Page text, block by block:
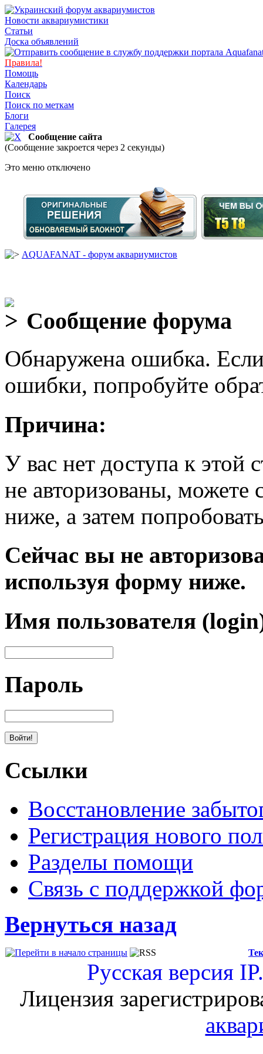
Новости аквариумистики
Статьи
Доска объявлений
Правила!
Помощь
Календарь
Поиск
Поиск по меткам
Блоги
Галерея
Сообщение сайта
(Сообщение закроется через 2 секунды)
Это меню отключено
AQUAFANAT - форум аквариумистов
Сообщение форума
Обнаружена ошибка.
ошибки, попробуйте
Причина:
У вас нет доступа к
не авторизованы, можете
ниже, а затем
Сейчас вы не
используя форму ниже.
Имя пользователя
Пароль
Ссылки
Восстановление
Регистрация нового
Разделы помощи
Связь с поддержкой
Вернуться назад
Русская версия
Лицензия